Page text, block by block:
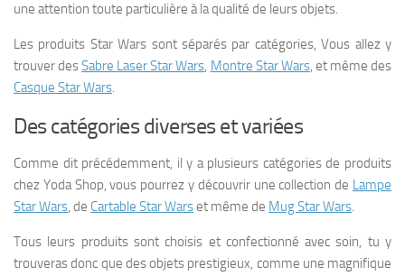
une attention toute particulière à la qualité de leurs objets.
Les produits Star Wars sont séparés par catégories, Vous allez y
trouver desSabre Laser Star Wars, Montre Star Wars, et même des
Casque Star Wars.
Des catégories diverses et variées
Comme dit précédemment, il y a plusieurs catégories de produits
chez Yoda Shop, vous pourrez y découvrir une collection de Lampe
Star Wars, de Cartable Star Warset même de Mug Star Wars.
Tous leurs produits sont choisis et confectionné avec soin, tu y
trouveras donc que des objets prestigieux, comme une magnifique